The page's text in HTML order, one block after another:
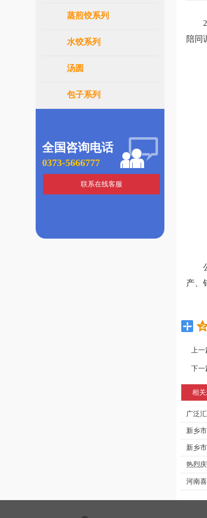
蒸煎饺系列
水饺系列
汤圆
包子系列
全国咨询电话
0373-5666777
联系在线客服
陪同
公
产、
上一
下一
相关
广泛
新乡
新乡
热烈
河南